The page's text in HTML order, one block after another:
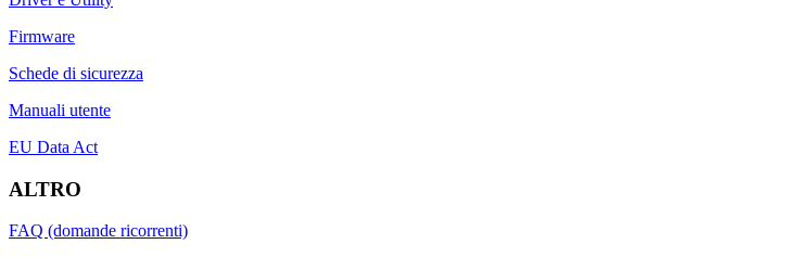
Firmware
Schede di sicurezza
Manuali utente
EU Data Act
ALTRO
FAQ (domande ricorrenti)